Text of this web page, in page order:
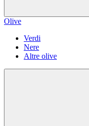
Olive
Verdi
Nere
Altre olive